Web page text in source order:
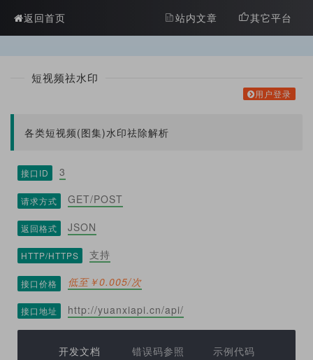
返回首页 站内文章 其它平台
短视频祛水印
用户登录
各类短视频(图集)水印祛除解析
接口ID 3
请求方式 GET/POST
返回格式 JSON
HTTP/HTTPS 支持
接口价格 低至￥0.005/次
接口地址 http://yuanxiapi.cn/api/
开发文档 错误码参照 示例代码